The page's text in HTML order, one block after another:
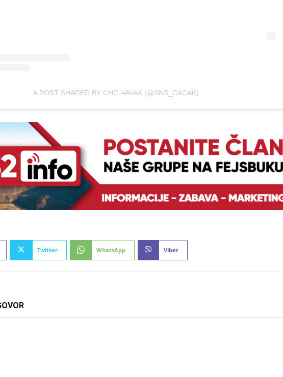
A POST SHARED BY СНС ЧАЧАК (@SNS_CACAK)
Twitter WhatsApp Viber